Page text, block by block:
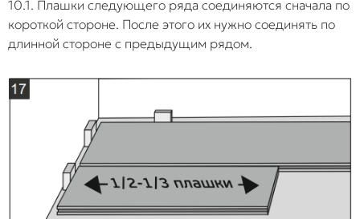
10.1. Плашки следующего ряда соединяются сначала по
короткой стороне. После этого их нужно соединять по
длинной стороне с предыдущим рядом.